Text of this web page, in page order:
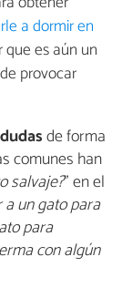
a dormir en
es aún un
provocar
dudasde forma
comunes han
salvaje?" en el
un gato para
para
con algún